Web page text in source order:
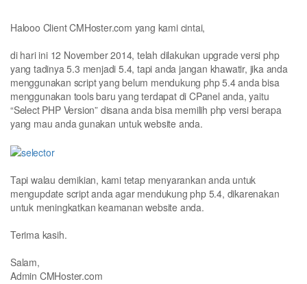
Halooo Client CMHoster.com yang kami cintai,
di hari ini 12 November 2014, telah dilakukan upgrade versi php
yang tadinya 5.3 menjadi 5.4, tapi anda jangan khawatir, jika anda
menggunakan script yang belum mendukung php 5.4 anda bisa
menggunakan tools baru yang terdapat di CPanel anda, yaitu
“Select PHP Version” disana anda bisa memilih php versi berapa
yang mau anda gunakan untuk website anda.
Tapi walau demikian, kami tetap menyarankan anda untuk
mengupdate script anda agar mendukung php 5.4, dikarenakan
untuk meningkatkan keamanan website anda.
Terima kasih.
Salam,
Admin CMHoster.com